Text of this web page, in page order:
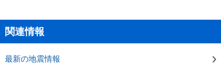
関連情報
最新の地震情報